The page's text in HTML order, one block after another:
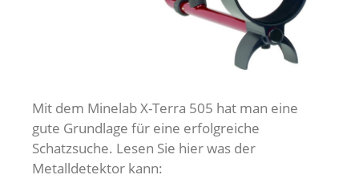
Mit dem Minelab X-Terra 505 hat man eine
gute Grundlage für eine erfolgreiche
Schatzsuche. Lesen Sie hier was der
Metalldetektor kann: